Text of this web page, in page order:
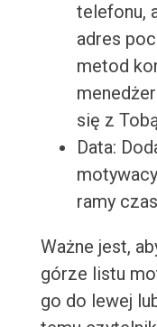
telefonu,
adres
metod
się z
Data:
ramy
Ważne jest,
górze listu
go do lewej